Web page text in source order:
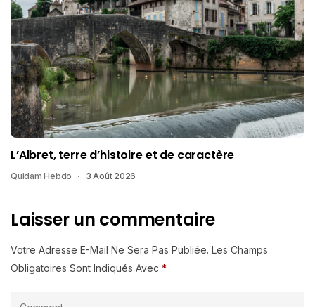
L’Albret, terre d’histoire et de caractère
Quidam Hebdo 3 Août 2026
Laisser un commentaire
Votre Adresse E-Mail Ne Sera Pas Publiée. Les Champs
Obligatoires Sont Indiqués Avec *